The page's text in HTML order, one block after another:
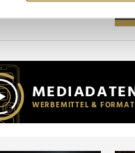
Anzeigen zu
Medien, Werbung und
die Sie ihnen